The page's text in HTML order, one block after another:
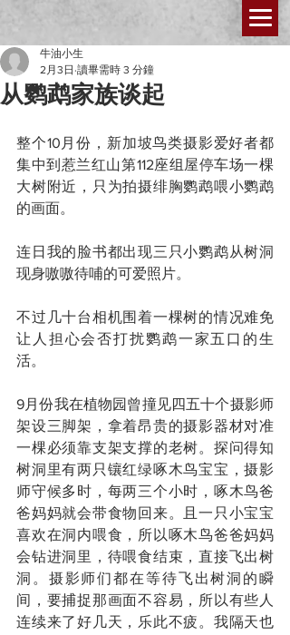
从鹦鹉家族谈起
牛油小生
2月3日 讀畢需時 3 分鐘
整个10月份，新加坡鸟类摄影爱好者都
集中到惹兰红山第112座组屋停车场一棵
大树附近，只为拍摄绯胸鹦鹉喂小鹦鹉
的画面。
连日我的脸书都出现三只小鹦鹉从树洞
现身嗷嗷待哺的可爱照片。
不过几十台相机围着一棵树的情况难免
让人担心会否打扰鹦鹉一家五口的生
活。
9月份我在植物园曾撞见四五十个摄影师
架设三脚架，拿着昂贵的摄影器材对准
一棵必须靠支架支撑的老树。探问得知
树洞里有两只镶红绿啄木鸟宝宝，摄影
师守候多时，每两三个小时，啄木鸟爸
爸妈妈就会带食物回来。且一只小宝宝
喜欢在洞内喂食，所以啄木鸟爸爸妈妈
会钻进洞里，待喂食结束，直接飞出树
洞。摄影师们都在等待飞出树洞的瞬
间，要捕捉那画面不容易，所以有些人
连续来了好几天，乐此不疲。我隔天也